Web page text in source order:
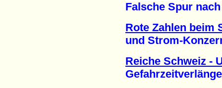
Falsche Spur nach
Rote Zahlen beim
und Strom-
Reiche Schweiz -